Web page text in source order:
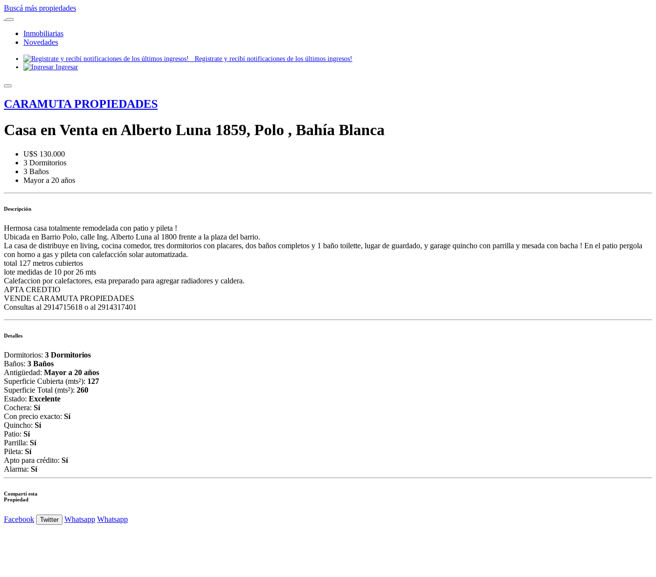
Buscá más propiedades
Inmobiliarias
Novedades
Registrate y recibí notificaciones de los últimos ingresos!
Ingresar
CARAMUTA PROPIEDADES
Casa en Venta en Alberto Luna 1859, Polo , Bahía Blanca
U$S 130.000
3 Dormitorios
3 Baños
Mayor a 20 años
Descripción
Hermosa casa totalmente remodelada con patio y pileta !
Ubicada en Barrio Polo, calle Ing. Alberto Luna al 1800 frente a la plaza del barrio.
La casa de distribuye en living, cocina comedor, tres dormitorios con placares, dos baños completos y 1 baño toilette, lugar de guardado, y garage quincho con parrilla y mesada con bacha ! En el patio pergola
con horno a gas y pileta con calefacción solar automatizada.
total 127 metros cubiertos
lote medidas de 10 por 26 mts
Calefaccion por calefactores, esta preparado para agregar radiadores y caldera.
APTA CREDTIO
VENDE CARAMUTA PROPIEDADES
Consultas al 2914715618 o al 2914317401
Detalles
Dormitorios: 3 Dormitorios
Baños: 3 Baños
Antigüedad: Mayor a 20 años
Superficie Cubierta (mts²): 127
Superficie Total (mts²): 260
Estado: Excelente
Cochera: Sí
Con precio exacto: Sí
Quincho: Sí
Patio: Sí
Parrilla: Sí
Pileta: Sí
Apto para crédito: Sí
Alarma: Sí
Compartí esta
Propiedad
Facebook Twitter Whatsapp Whatsapp